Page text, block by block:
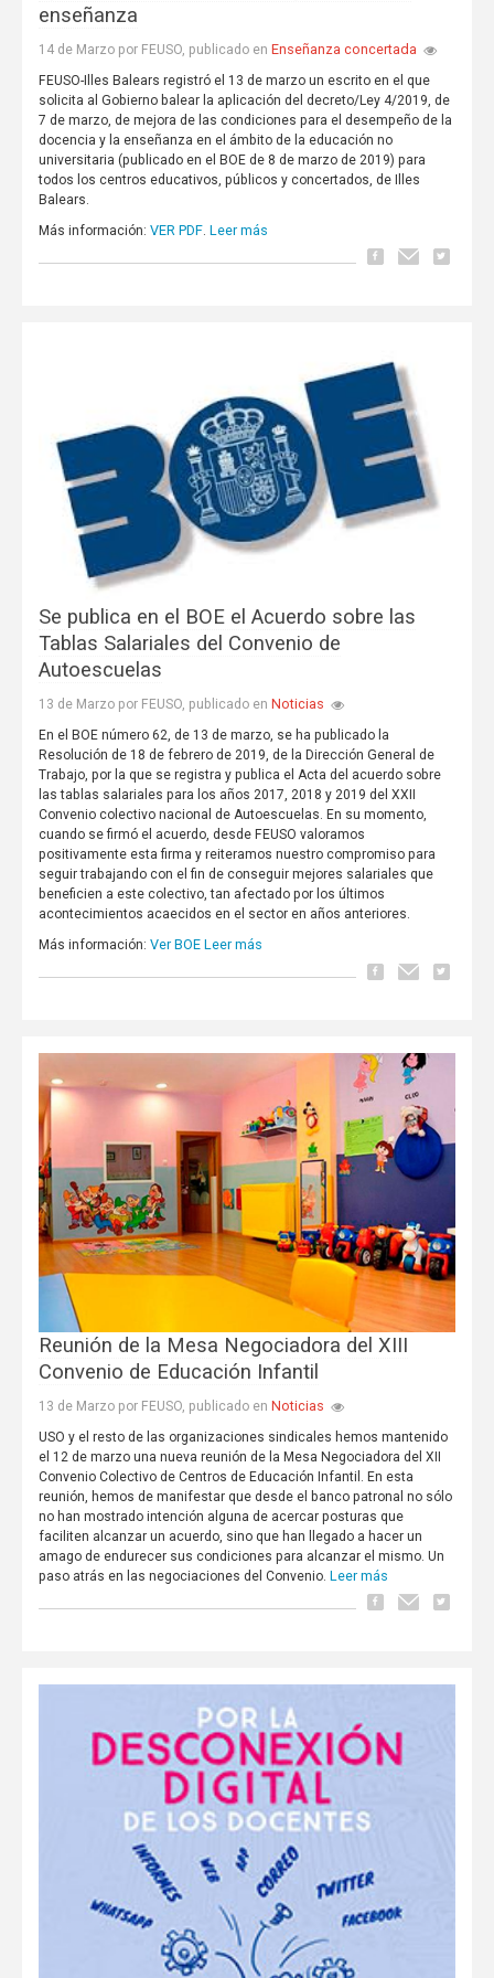
enseñanza
14 de Marzo por FEUSO, publicado en Enseñanza concertada
FEUSO-Illes Balears registró el 13 de marzo un escrito en el que
solicita al Gobierno balear la aplicación del decreto/Ley 4/2019, de
7 de marzo, de mejora de las condiciones para el desempeño de la
docencia y la enseñanza en el ámbito de la educación no
universitaria (publicado en el BOE de 8 de marzo de 2019) para
todos los centros educativos, públicos y concertados, de Illes
Balears.
Más información: VER PDF. Leer más
Se publica en el BOE el Acuerdo sobre las
Tablas Salariales del Convenio de
Autoescuelas
13 de Marzo por FEUSO, publicado en Noticias
En el BOE número 62, de 13 de marzo, se ha publicado la
Resolución de 18 de febrero de 2019, de la Dirección General de
Trabajo, por la que se registra y publica el Acta del acuerdo sobre
las tablas salariales para los años 2017, 2018 y 2019 del XXII
Convenio colectivo nacional de Autoescuelas. En su momento,
cuando se firmó el acuerdo, desde FEUSO valoramos
positivamente esta firma y reiteramos nuestro compromiso para
seguir trabajando con el fin de conseguir mejores salariales que
beneficien a este colectivo, tan afectado por los últimos
acontecimientos acaecidos en el sector en años anteriores.
Más información: Ver BOE Leer más
Reunión de la Mesa Negociadora del XIII
Convenio de Educación Infantil
13 de Marzo por FEUSO, publicado en Noticias
USO y el resto de las organizaciones sindicales hemos mantenido
el 12 de marzo una nueva reunión de la Mesa Negociadora del XII
Convenio Colectivo de Centros de Educación Infantil. En esta
reunión, hemos de manifestar que desde el banco patronal no sólo
no han mostrado intención alguna de acercar posturas que
faciliten alcanzar un acuerdo, sino que han llegado a hacer un
amago de endurecer sus condiciones para alcanzar el mismo. Un
paso atrás en las negociaciones del Convenio. Leer más